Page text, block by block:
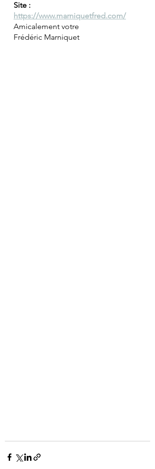
Site :
https://www.marniquetfred.com/
Amicalement votre
Frédéric Marniquet